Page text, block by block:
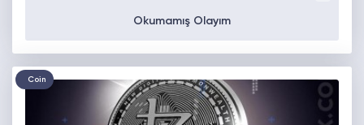
Okumamış Olayım
Coin